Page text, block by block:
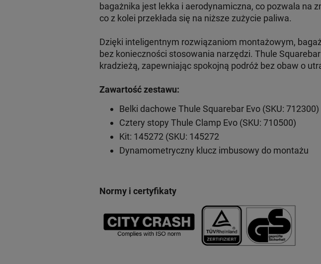
bagażnika jest lekka i aerodynamiczna, co pozwala na
co z kolei przekłada się na niższe zużycie paliwa.
Dzięki inteligentnym rozwiązaniom montażowym,
bez konieczności stosowania narzędzi. Thule
kradzieżą, zapewniając spokojną podróż bez obaw o
Zawartość zestawu:
Belki dachowe Thule Squarebar Evo (SKU: 712300)
Cztery stopy Thule Clamp Evo (SKU: 710500)
Kit: 145272 (SKU: 145272
Dynamometryczny klucz imbusowy do montażu
Normy i certyfikaty